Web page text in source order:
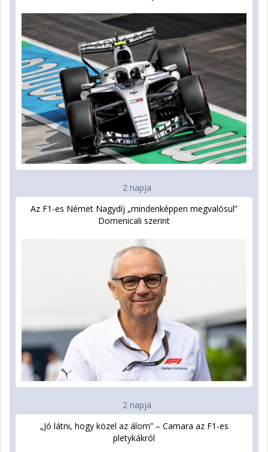
2 napja
Az F1-es Német Nagydíj „mindenképpen megvalósul”
Domenicali szerint
2 napja
„Jó látni, hogy közel az álom” – Camara az F1-es
pletykákról